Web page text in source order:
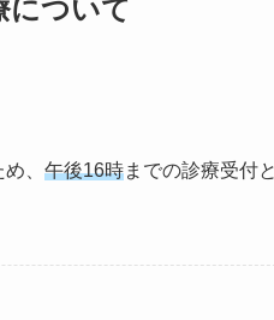
について
、 午後16時までの診療受付